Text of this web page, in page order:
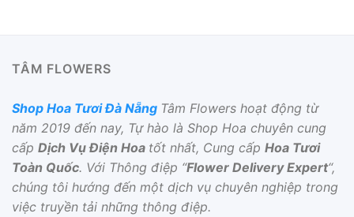
TÂM FLOWERS
Shop Hoa Tươi Đà Nẵng Tâm Flowers hoạt động từ
năm 2019 đến nay, Tự hào là Shop Hoa chuyên cung
cấp Dịch Vụ Điện Hoa tốt nhất, Cung cấp Hoa Tươi
Toàn Quốc. Với Thông điệp “Flower Delivery Expert“,
chúng tôi hướng đến một dịch vụ chuyên nghiệp trong
việc truyền tải những thông điệp.